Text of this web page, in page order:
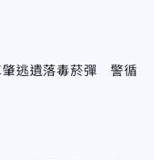
肇逃遺落毒菸彈 警循